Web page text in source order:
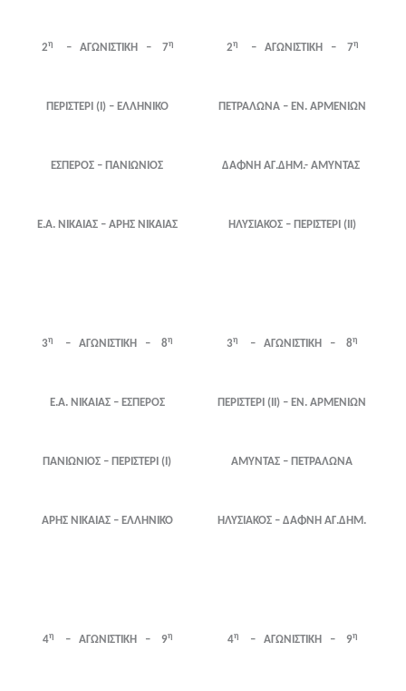
2η– ΑΓΩΝΙΣΤΙΚΗ – 7η 2η– ΑΓΩΝΙΣΤΙΚΗ – 7η
ΠΕΡΙΣΤΕΡΙ (Ι) – ΕΛΛΗΝΙΚΟ
ΕΣΠΕΡΟΣ – ΠΑΝΙΩΝΙΟΣ
Ε.Α. ΝΙΚΑΙΑΣ – ΑΡΗΣ ΝΙΚΑΙΑΣ
ΠΕΤΡΑΛΩΝΑ – ΕΝ. ΑΡΜΕΝΙΩΝ
ΔΑΦΝΗ ΑΓ.ΔΗΜ.- ΑΜΥΝΤΑΣ
ΗΛΥΣΙΑΚΟΣ – ΠΕΡΙΣΤΕΡΙ (ΙΙ)
3η – ΑΓΩΝΙΣΤΙΚΗ – 8η 3η – ΑΓΩΝΙΣΤΙΚΗ – 8η
Ε.Α. ΝΙΚΑΙΑΣ – ΕΣΠΕΡΟΣ
ΠΑΝΙΩΝΙΟΣ – ΠΕΡΙΣΤΕΡΙ (Ι)
ΑΡΗΣ ΝΙΚΑΙΑΣ – ΕΛΛΗΝΙΚΟ
ΠΕΡΙΣΤΕΡΙ (ΙΙ) – ΕΝ. ΑΡΜΕΝΙΩΝ
ΑΜΥΝΤΑΣ – ΠΕΤΡΑΛΩΝΑ
ΗΛΥΣΙΑΚΟΣ – ΔΑΦΝΗ ΑΓ.ΔΗΜ.
4η – ΑΓΩΝΙΣΤΙΚΗ – 9η 4η – ΑΓΩΝΙΣΤΙΚΗ – 9η